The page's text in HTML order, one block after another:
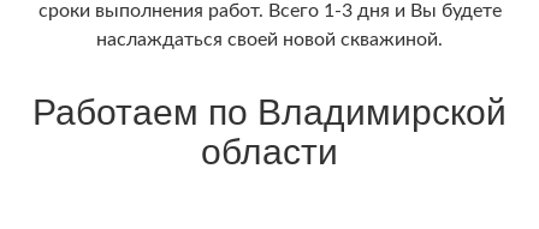
сроки выполнения работ. Всего 1-3 дня и Вы будете
наслаждаться своей новой скважиной.
Работаем по Владимирской
области